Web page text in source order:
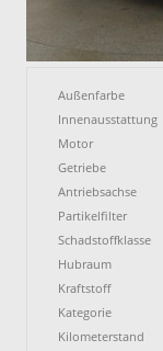
Außenfarbe
Innenausstattung
Motor
Getriebe
Antriebsachse
Partikelfilter
Schadstoffklasse
Hubraum
Kraftstoff
Kategorie
Kilometerstand